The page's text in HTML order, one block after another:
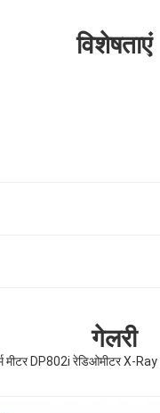
विशेषताएं
गेलरी
मीटर DP802i रेडिओमीटर X-